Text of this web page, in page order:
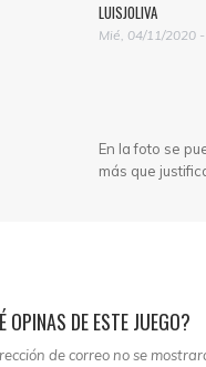
LUISJOLIVA
Mié, 04/11/2020
En la foto se
más que
OPINAS DE ESTE JUEGO?
de correo no se